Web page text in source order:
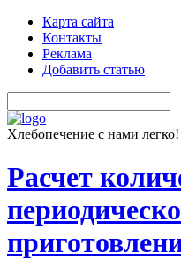
Карта сайта
Контакты
Реклама
Добавить статью
Хлебопечение с нами легко!
Расчет